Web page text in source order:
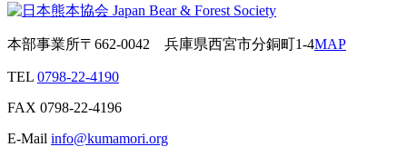
本部事業所〒662-0042 兵庫県西宮市分銅町1-4MAP
TEL 0798-22-4190
FAX 0798-22-4196
E-Mail info@kumamori.org